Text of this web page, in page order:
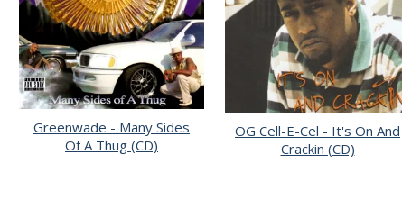
Greenwade - Many Sides
Of A Thug (CD)
OG Cell-E-Cel - It's On And
Crackin (CD)